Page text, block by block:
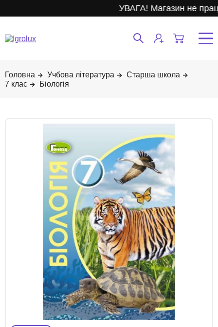
УВАГА! Магазин не
Учбова література
Старша школа
7 клас
Біологія